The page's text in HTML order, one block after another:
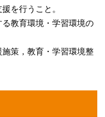
を行うこと。
る教育環境・学習環境の
施策，教育・学習環境整